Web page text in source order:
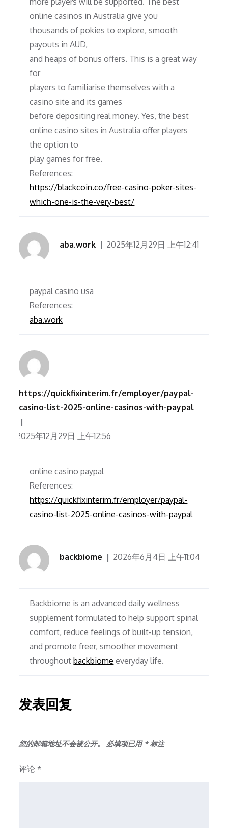
online casinos in Australia give you
thousands of pokies to explore, smooth
payouts in AUD,
and heaps of bonus offers. This is a great way
for
players to familiarise themselves with a
casino site and its games
before depositing real money. Yes, the best
online casino sites in Australia offer players
the option to
play games for free.
References:
https://blackcoin.co/free-casino-poker-sites-
which-one-is-the-very-best/
aba.work 2025年12月29日 上午12:41
paypal casino usa
References:
aba.work
https://quickfixinterim.fr/employer/paypal-
casino-list-2025-online-casinos-with-paypal
2025年12月29日 上午12:56
online casino paypal
References:
https://quickfixinterim.fr/employer/paypal-
casino-list-2025-online-casinos-with-paypal
backbiome 2026年6月4日 上午11:04
Backbiome is an advanced daily wellness
supplement formulated to help support spinal
comfort, reduce feelings of built-up tension,
and promote freer, smoother movement
throughoutbackbiome everyday life.
发表回复
您的邮箱地址不会被公开。 必填项已用 *标注
评论 *